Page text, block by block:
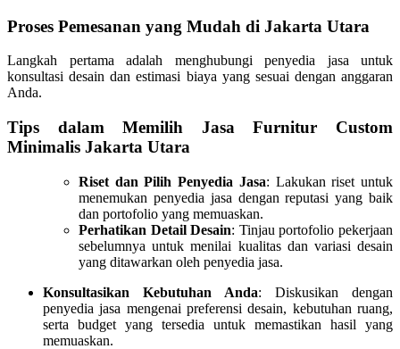
Proses Pemesanan yang Mudah di Jakarta Utara
Langkah pertama adalah menghubungi penyedia jasa untuk
konsultasi desain dan estimasi biaya yang sesuai dengan anggaran
Anda.
Tips dalam Memilih Jasa Furnitur Custom
Minimalis Jakarta Utara
Riset dan Pilih Penyedia Jasa: Lakukan riset untuk
menemukan penyedia jasa dengan reputasi yang baik
dan portofolio yang memuaskan.
Perhatikan Detail Desain: Tinjau portofolio pekerjaan
sebelumnya untuk menilai kualitas dan variasi desain
yang ditawarkan oleh penyedia jasa.
Konsultasikan Kebutuhan Anda: Diskusikan dengan
penyedia jasa mengenai preferensi desain, kebutuhan ruang,
serta budget yang tersedia untuk memastikan hasil yang
memuaskan.